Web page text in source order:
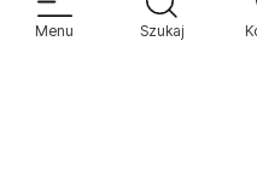
Sprzedaż i serwis narzędzi
15, 04-522 Warszawa ( Marysin